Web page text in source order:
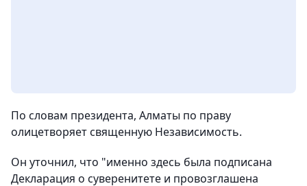
По словам президента, Алматы по праву
олицетворяет священную Независимость.
Он уточнил, что "именно здесь была подписана
Декларация о суверенитете и провозглашена